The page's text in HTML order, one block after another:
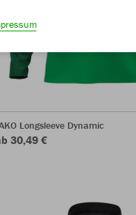
Longsleeve Dynamic
30,49 €